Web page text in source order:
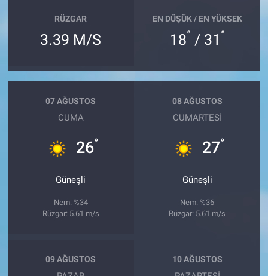
RÜZGAR
3.39 M/S
EN DÜŞÜK / EN YÜKSEK
18° / 31 °
07 AĞUSTOS
CUMA
26°
Güneşli
Nem: %34
Rüzgar: 5.61 m/s
08 AĞUSTOS
CUMARTESI
27°
Güneşli
Nem: %36
Rüzgar: 5.61 m/s
09 AĞUSTOS 10 AĞUSTOS